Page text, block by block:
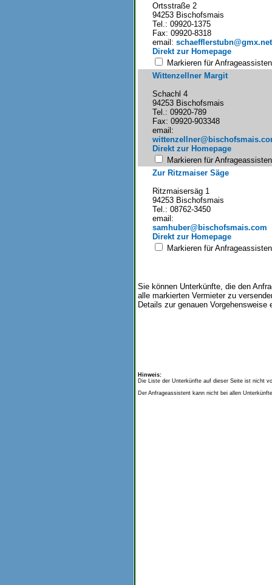
Ortsstraße 2
94253 Bischofsmais
Tel.: 09920-1375
Fax: 09920-8318
email: schaefflerstubn@gmx.net
Direkt zur Homepage
Markieren für
Wittenzellner Margit
Schachl 4
94253 Bischofsmais
Tel.: 09920-789
Fax: 09920-903348
email:
Direkt zur Homepage
Markieren für
Zur Ritzmaiser Säge
Ritzmaisersäg 1
94253 Bischofsmais
Tel.: 08762-3450
email:
samhuber@bischofsmais.com
Direkt zur Homepage
Markieren für
Sie können Unterkünfte, die den
alle markierten Vermieter zu
Details zur genauen
Hinweis:
Die Liste der Unterkünfte auf dieser Seite ist nicht
Der Anfrageassistent kann nicht bei allen